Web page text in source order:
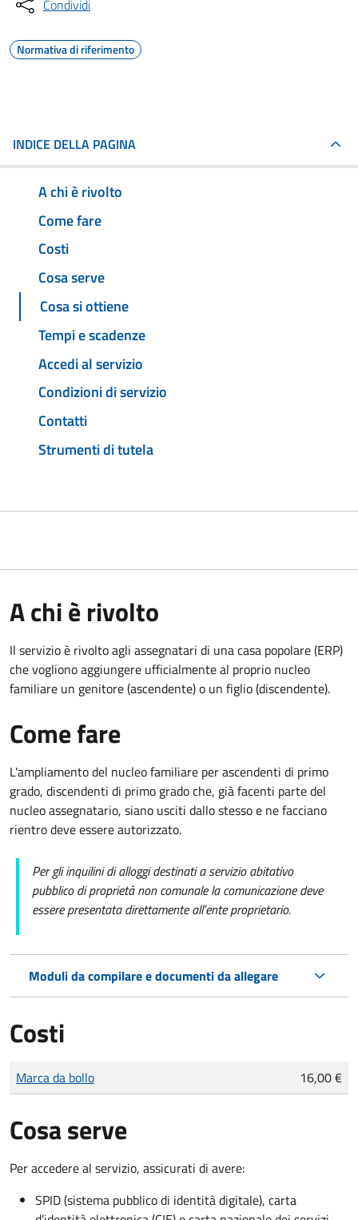
Condividi
Normativa di riferimento
INDICE DELLA PAGINA
A chi è rivolto
Come fare
Costi
Cosa serve
Cosa si ottiene
Tempi e scadenze
Accedi al servizio
Condizioni di servizio
Contatti
Strumenti di tutela
A chi è rivolto
Il servizio è rivolto agli assegnatari di una casa popolare (ERP)
che vogliono aggiungere ufficialmente al proprio nucleo
familiare un genitore (ascendente) o un figlio (discendente).
Come fare
L'ampliamento del nucleo familiare per ascendenti di primo
grado, discendenti di primo grado che, già facenti parte del
nucleo assegnatario, siano usciti dallo stesso e ne facciano
rientro deve essere autorizzato.
Per gli inquilini di alloggi destinati a servizio abitativo
pubblico di proprietà non comunale la comunicazione deve
essere presentata direttamente all’ente proprietario.
Moduli da compilare e documenti da allegare
Costi
Tipo di pagamento
Importo
Marca da bollo 16,00 €
Cosa serve
Per accedere al servizio, assicurati di avere:
SPID (sistema pubblico di identità digitale), carta